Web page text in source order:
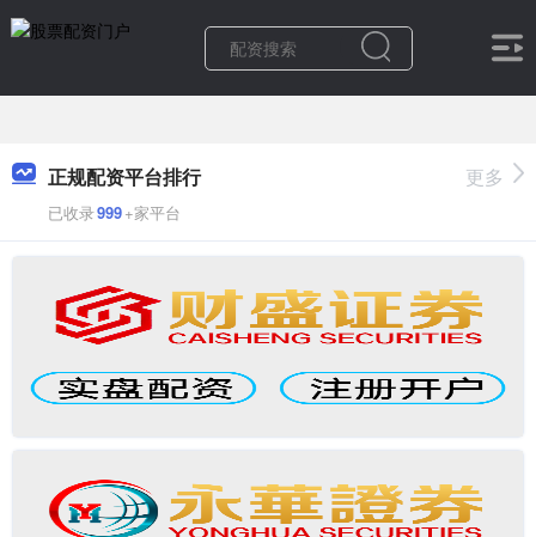
正规配资平台排行
已收录999+家平台
更多